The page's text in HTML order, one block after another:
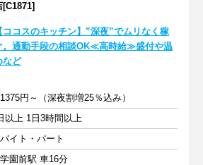
ココスのキッチン】”深夜”でムリなく稼
。通勤手段の相談OK≪高時給≫盛付や温
など
円～（深夜割増25％込み）
以上 1日3時間以上
イト・パート
園前駅 車16分